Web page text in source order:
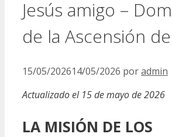
Jesús amigo –
de la Ascensión
15/05/202614/05/2026 poradmin
Actualizado el 15 de mayo de 2026
LA MISIÓN DE LOS